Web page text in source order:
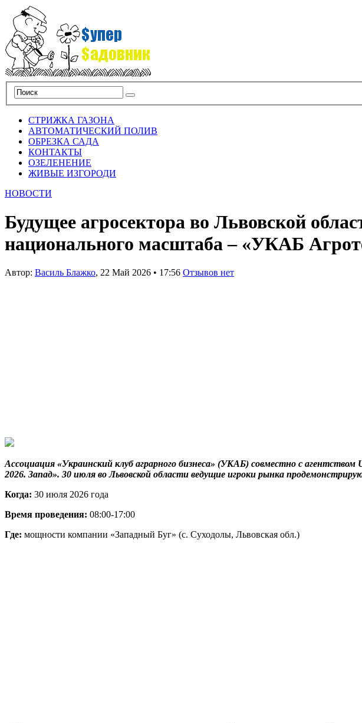
СТРИЖКА ГАЗОНА
АВТОМАТИЧЕСКИЙ ПОЛИВ
ОБРЕЗКА САДА
КОНТАКТЫ
ОЗЕЛЕНЕНИЕ
ЖИВЫЕ ИЗГОРОДИ
НОВОСТИ
Будущее агросектора во Львовской
национального масштаба – «УКАБ
Автор: Василь Блажко, 22 Май 2026 • 17:56 Отзывов нет
Ассоциация «Украинский клуб аграрного бизнеса» (УКАБ) совместно с
2026. Запад». 30 июля во Львовской области ведущие игроки рынка
Когда: 30 июля 2026 года
Время проведения: 08:00-17:00
Где: мощности компании «Западный Буг» (с. Суходолы, Львовская обл.)